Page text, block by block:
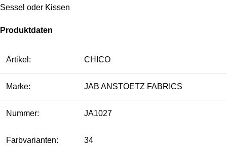
Sessel oder Kissen
Produktdaten
Artikel: CHICO
Marke: JAB ANSTOETZ FABRICS
Nummer: JA1027
Farbvarianten: 34